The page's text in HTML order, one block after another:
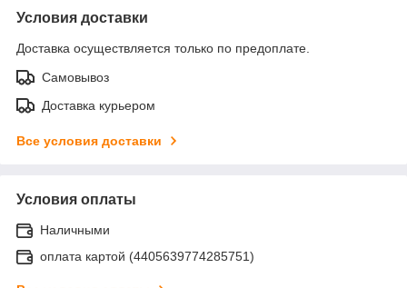
Условия доставки
Доставка осуществляется только по предоплате.
Самовывоз
Доставка курьером
Все условия доставки
Условия оплаты
Наличными
оплата картой (4405639774285751)